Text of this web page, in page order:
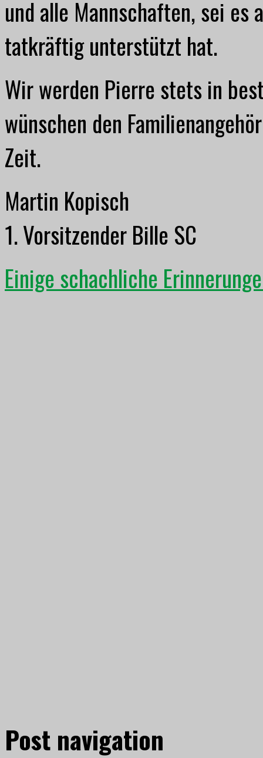
und alle Mannschaften, sei
tatkräftig unterstützt hat.
Wir werden Pierre stets in
wünschen den
Zeit.
Martin Kopisch
1. Vorsitzender Bille SC
Einige schachliche
Post navigation